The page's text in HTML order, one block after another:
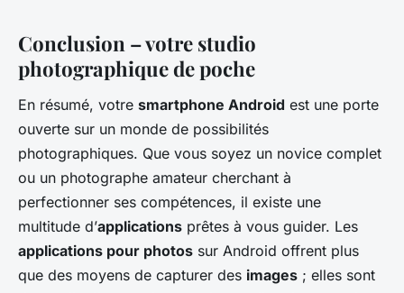
Conclusion – votre studio
photographique de poche
En résumé, votre smartphone Android est une porte
ouverte sur un monde de possibilités
photographiques. Que vous soyez un novice complet
ou un photographe amateur cherchant à
perfectionner ses compétences, il existe une
multitude d’applications prêtes à vous guider. Les
applications pour photos sur Android offrent plus
que des moyens de capturer des images ; elles sont